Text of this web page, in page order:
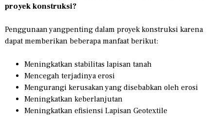
proyek konstruksi?
Penggunaan yangpenting dalam proyek konstruksi karena
dapat memberikan beberapa manfaat berikut:
Meningkatkan stabilitas lapisan tanah
Mencegah terjadinya erosi
Mengurangi kerusakan yang disebabkan oleh erosi
Meningkatkan keberlanjutan
Meningkatkan efisiensi Lapisan Geotextile